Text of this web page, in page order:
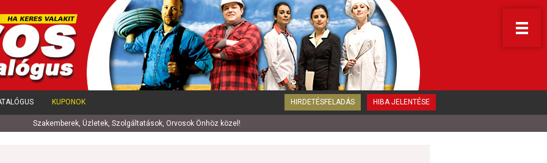
KUPONOK HIRDETÉSFELADÁS HIBA JELENTÉSE
Szakemberek, Üzletek, Szolgáltatások, Orvosok Önhöz közel!